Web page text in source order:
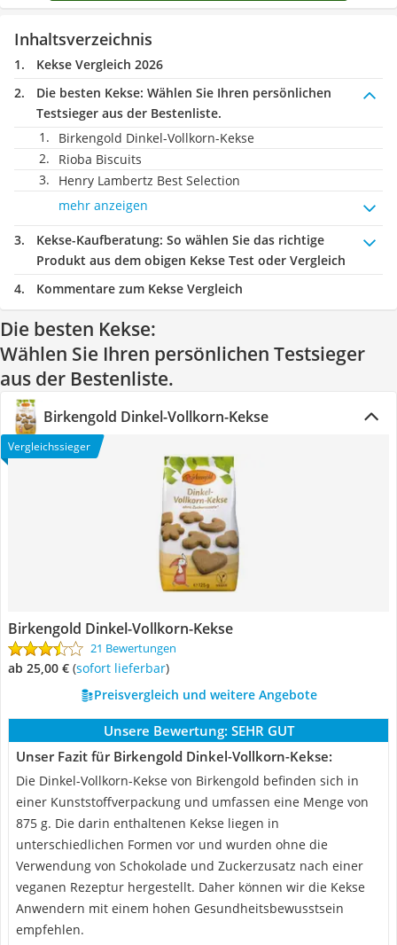
Inhaltsverzeichnis
Kekse Vergleich 2026
Die besten Kekse: Wählen Sie Ihren persönlichen
Testsieger aus der Bestenliste.
Birkengold Dinkel-Vollkorn-Kekse
Rioba Biscuits
Henry Lambertz Best Selection
mehr anzeigen
Kekse-Kaufberatung: So wählen Sie das richtige
Produkt aus dem obigen Kekse Test oder Vergleich
Kommentare zum Kekse Vergleich
Die besten Kekse:
Wählen Sie Ihren persönlichen Testsieger
aus der Bestenliste.
Birkengold Dinkel-Vollkorn-Kekse
Vergleichssieger
Birkengold Dinkel-Vollkorn-Kekse
21 Bewertungen
ab 25,00 € ( Sofort lieferbar)
Preisvergleich und weitere Angebote
Unsere Bewertung: SEHR GUT
Unser Fazit für Birkengold Dinkel-Vollkorn-Kekse:
Die Dinkel-Vollkorn-Kekse von Birkengold befinden sich in
einer Kunststoffverpackung und umfassen eine Menge von
875 g. Die darin enthaltenen Kekse liegen in
unterschiedlichen Formen vor und wurden ohne die
Verwendung von Schokolade und Zuckerzusatz nach einer
veganen Rezeptur hergestellt. Daher können wir die Kekse
Anwendern mit einem hohen Gesundheitsbewusstsein
empfehlen.